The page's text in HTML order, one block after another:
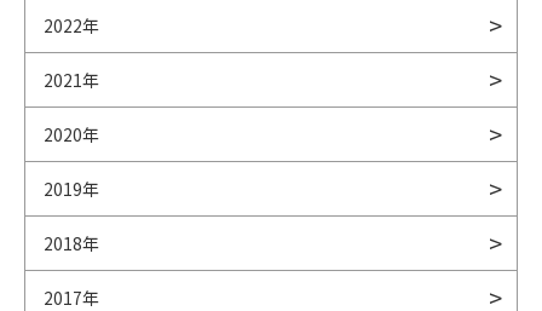
2022年
2021年
2020年
2019年
2018年
2017年